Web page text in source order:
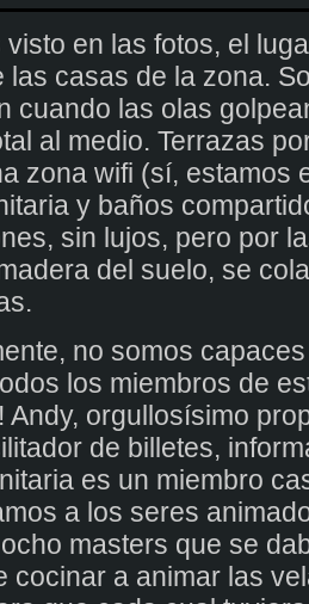
en las fotos, el
las casas de la zona.
cuando las olas
al medio. Terrazas
zona wifi (sí, estamos
y baños
sin lujos, pero por
del suelo, se
no somos
los miembros de
Andy, orgullosísimo
de billetes,
es un miembro
a los seres
masters que se
cocinar a animar las